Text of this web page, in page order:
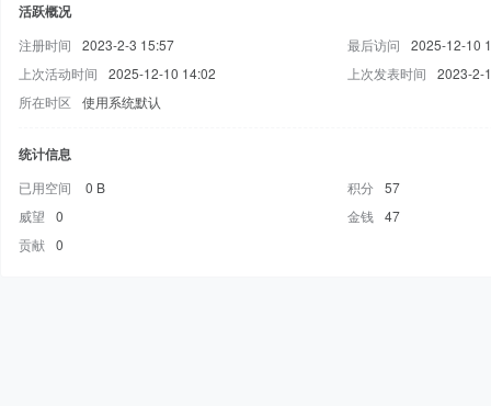
活跃概况
注册时间 2023-2-3 15:57 最后访问
2025-12-10
上次活动时间
2025-12-10 14:02 上次发表时间
2023-2-
所在时区
使用系统默认
统计信息
已用空间 0 B 积分 57
威望
0 金钱 47
贡献 0